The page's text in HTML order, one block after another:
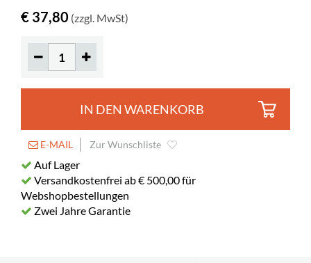
Material
transparentes Acryl, PMMA
€ 37,80 (zzgl. MwSt)
IN DEN WARENKORB
E-MAIL Zur Wunschliste
Auf Lager
Versandkostenfrei ab € 500,00 für
Webshopbestellungen
Zwei Jahre Garantie